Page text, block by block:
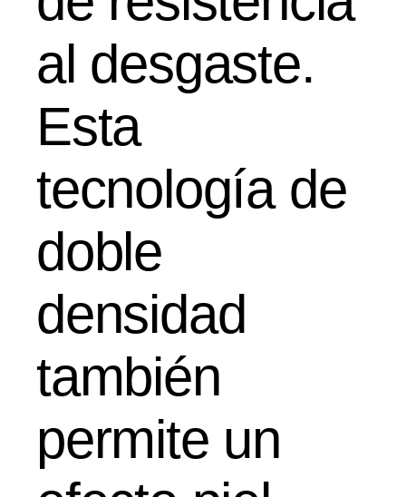
al desgaste.
Esta
tecnología de
doble
densidad
también
permite un